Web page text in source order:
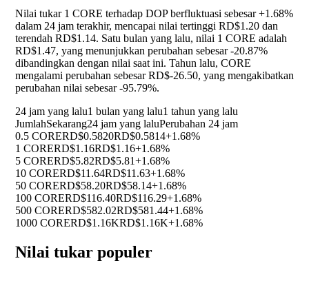
Nilai tukar 1 CORE terhadap DOP berfluktuasi sebesar+1.68%
dalam 24 jam terakhir, mencapai nilai tertinggi RD$1.20 dan
terendah RD$1.14. Satu bulan yang lalu, nilai 1 CORE adalah
RD$1.47, yang menunjukkan perubahan sebesar-20.87%
dibandingkan dengan nilai saat ini. Tahun lalu, CORE
mengalami perubahan sebesar RD$-26.50, yang mengakibatkan
perubahan nilai sebesar-95.79%.
24 jam yang lalu1 bulan yang lalu1 tahun yang lalu
JumlahSekarang24 jam yang laluPerubahan 24 jam
0.5 CORERD$0.5820RD$0.5814+1.68%
1 CORERD$1.16RD$1.16+1.68%
5 CORERD$5.82RD$5.81+1.68%
10 CORERD$11.64RD$11.63+1.68%
50 CORERD$58.20RD$58.14+1.68%
100 CORERD$116.40RD$116.29+1.68%
500 CORERD$582.02RD$581.44+1.68%
1000 CORERD$1.16KRD$1.16K+1.68%
Nilai tukar populer